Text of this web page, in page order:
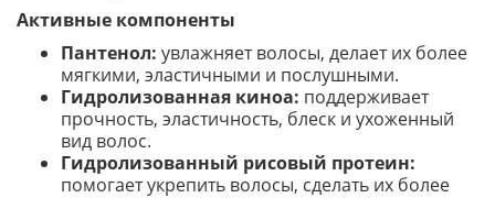
Активные компоненты
Пантенол: увлажняет волосы, делает их более
мягкими, эластичными и послушными.
Гидролизованная киноа: поддерживает
прочность, эластичность, блеск и ухоженный
вид волос.
Гидролизованный рисовый протеин:
помогает укрепить волосы, сделать их более